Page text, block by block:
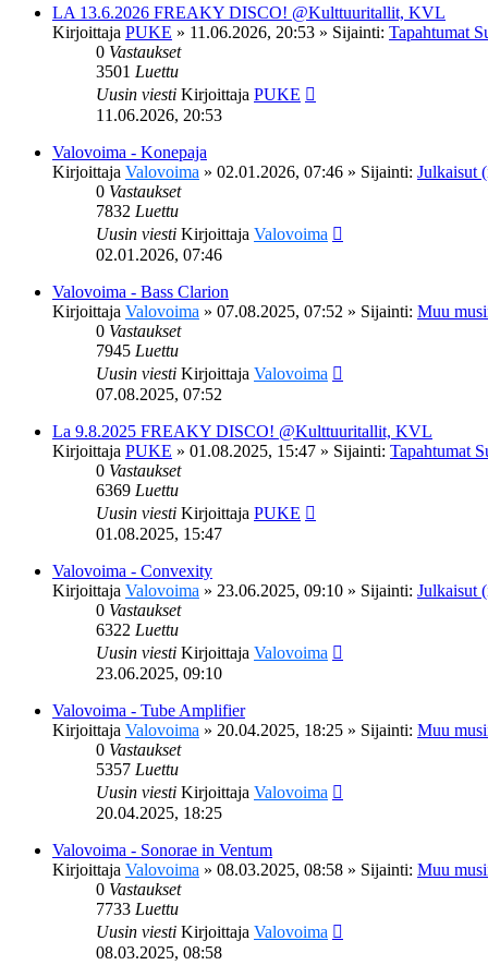
LA 13.6.2026 FREAKY DISCO! @Kulttuuritallit, KVL
Kirjoittaja PUKE » 11.06.2026, 20:53 » Sijainti: Tapahtumat
0 Vastaukset
3501 Luettu
Uusin viesti Kirjoittaja PUKE
11.06.2026, 20:53
Valovoima - Konepaja
Kirjoittaja Valovoima » 02.01.2026, 07:46 » Sijainti: Julkaisut
0 Vastaukset
7832 Luettu
Uusin viesti Kirjoittaja Valovoima
02.01.2026, 07:46
Valovoima - Bass Clarion
Kirjoittaja Valovoima » 07.08.2025, 07:52 » Sijainti: Muu
0 Vastaukset
7945 Luettu
Uusin viesti Kirjoittaja Valovoima
07.08.2025, 07:52
La 9.8.2025 FREAKY DISCO! @Kulttuuritallit, KVL
Kirjoittaja PUKE » 01.08.2025, 15:47 » Sijainti: Tapahtumat
0 Vastaukset
6369 Luettu
Uusin viesti Kirjoittaja PUKE
01.08.2025, 15:47
Valovoima - Convexity
Kirjoittaja Valovoima » 23.06.2025, 09:10 » Sijainti: Julkaisut
0 Vastaukset
6322 Luettu
Uusin viesti Kirjoittaja Valovoima
23.06.2025, 09:10
Valovoima - Tube Amplifier
Kirjoittaja Valovoima » 20.04.2025, 18:25 » Sijainti: Muu
0 Vastaukset
5357 Luettu
Uusin viesti Kirjoittaja Valovoima
20.04.2025, 18:25
Valovoima - Sonorae in Ventum
Kirjoittaja Valovoima » 08.03.2025, 08:58 » Sijainti: Muu
0 Vastaukset
7733 Luettu
Uusin viesti Kirjoittaja Valovoima
08.03.2025, 08:58